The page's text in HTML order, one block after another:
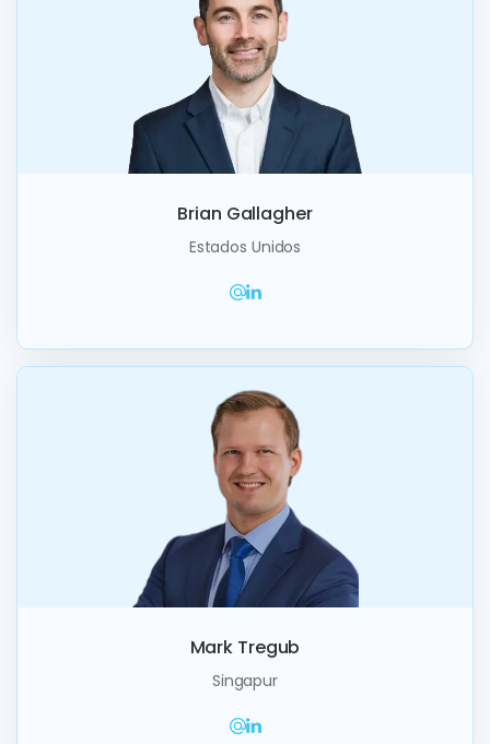
Brian Gallagher
Estados Unidos
Mark Tregub
Singapur